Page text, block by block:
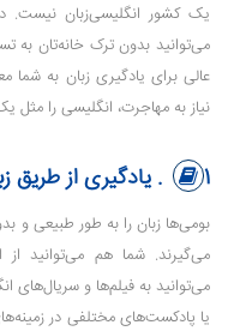
یک کشور انگلیسی‌زبان نیست.
می‌توانید بدون ترک خانه‌تان به
عالی برای یادگیری زبان به
نیاز به مهاجرت، انگلیسی را مثل
1. یادگیری از طریق زبان‌آموزی به سبک بومی‌ها
بومی‌ها زبان را به‌ طور طبیعی و
می‌گیرند. شما هم می‌توانید
می‌توانید به فیلم‌ها و سریال‌های
یا پادکست‌های مختلفی در